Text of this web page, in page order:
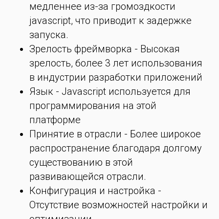
медленнее из-за громоздкости
javascript, что приводит к задержке
запуска.
Зрелость фреймворка - Высокая
зрелость, более 3 лет использования
в индустрии разработки приложений
Язык - Javascript используется для
программирования на этой
платформе
Принятие в отрасли - Более широкое
распространение благодаря долгому
существованию в этой
развивающейся отрасли.
Конфигурация и настройка -
Отсутствие возможностей настройки и